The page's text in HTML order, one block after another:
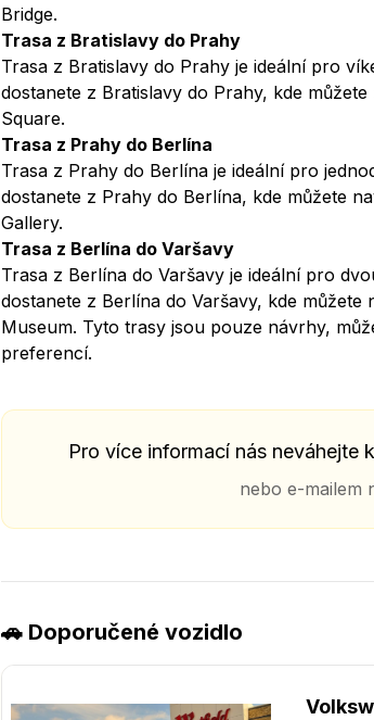
Bridge.
Trasa z Bratislavy do Prahy
Trasa z Bratislavy do Prahy je ideální pro
dostanete z Bratislavy do Prahy, kde
Square.
Trasa z Prahy do Berlína
Trasa z Prahy do Berlína je ideální pro
dostanete z Prahy do Berlína, kde můžete
Gallery.
Trasa z Berlína do Varšavy
Trasa z Berlína do Varšavy je ideální pro
dostanete z Berlína do Varšavy, kde
Museum. Tyto trasy jsou pouze návrhy,
preferencí.
Pro více informací nás neváhejte
nebo e-mailem
🚗 Doporučené vozidlo